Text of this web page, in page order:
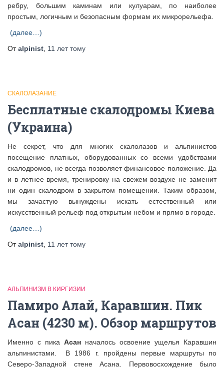
ребру, большим каминам или кулуарам, по наиболее
простым, логичным и безопасным формам их микрорельефа.
(далее…)
Отalpinist 11 леттому
СКАЛОЛАЗАНИЕ
Бесплатные скалодромы Киева
(Украина)
Не секрет, что для многих скалолазов и альпинистов
посещение платных, оборудованных со всеми удобствами
скалодромов, не всегда позволяет финансовое положение. Да
и в летнее время, тренировку на свежем воздухе не заменит
ни один скалодром в закрытом помещении. Таким образом,
мы зачастую вынуждены искать естественный или
искусственный рельеф под открытым небом и прямо в городе.
(далее…)
Отalpinist 11 леттому
АЛЬПИНИЗМ В КИРГИЗИИ
Памиро Алай, Каравшин. Пик
Асан (4230 м). Обзор маршрутов
Именно с пика Асан началось освоение ущелья Каравшин
альпинистами. В 1986 г. пройдены первые маршруты по
Северо-Западной стене Асана. Первовосхождение было